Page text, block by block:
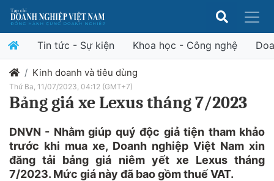
Tin tức - Sự kiện Khoa học - Công nghệ
Kinh doanh và tiêu dùng
Thứ Ba, 11/07/2023, 04:12 (GMT+7)
Bảng giá xe Lexus tháng 7/2023
DNVN - Nhằm giúp quý độc giả tiện tham khảo
trước khi mua xe, Doanh nghiệp Việt Nam xin
đăng tải bảng giá niêm yết xe Lexus tháng
7/2023. Mức giá này đã bao gồm thuế VAT.